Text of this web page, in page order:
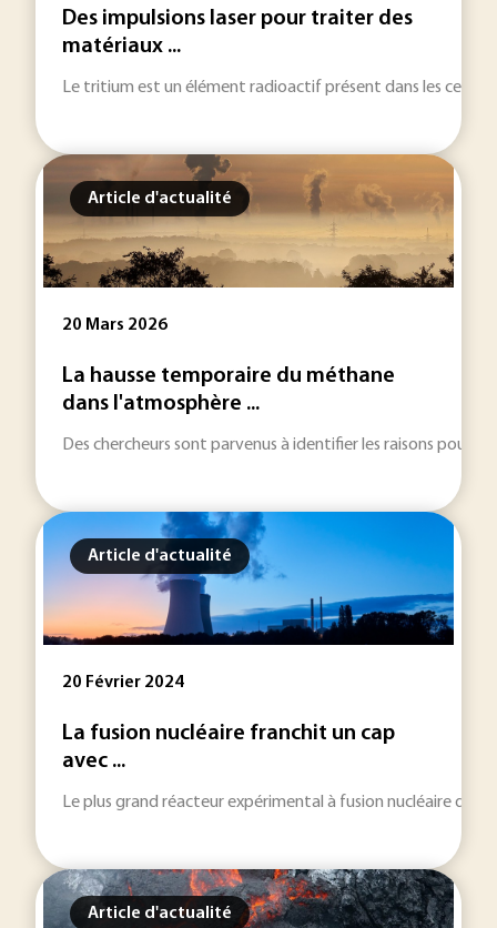
Des impulsions laser pour traiter des
matériaux ...
Le tritium est un élément radioactif présent dans les
Article d'actualité
20 Mars 2026
La hausse temporaire du méthane
dans l'atmosphère ...
Des chercheurs sont parvenus à identifier les raisons pour
Article d'actualité
20 Février 2024
La fusion nucléaire franchit un cap
avec ...
Le plus grand réacteur expérimental à fusion nucléaire du
Article d'actualité